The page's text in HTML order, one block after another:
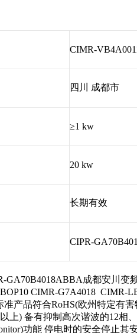
CIMR-
四川 成都市
≥1 kw
20 kw
长期有效
CIPR-
GA70B4018ABBA成都安川
CIMR-G7A4018
产品符合RoHS(欧州特定有
上) 备有抑制高次谐波的12相
功能 停电时的安全停止